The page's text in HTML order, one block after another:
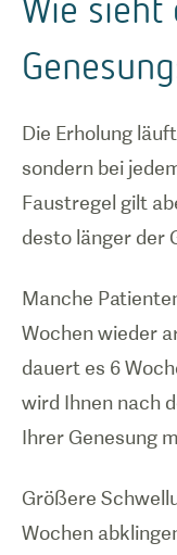
Die Erholung
sondern bei
Faustregel gilt
desto länger der
Manche
Wochen wieder
dauert es 6
wird Ihnen nach
Ihrer Genesung
Größere
Wochen